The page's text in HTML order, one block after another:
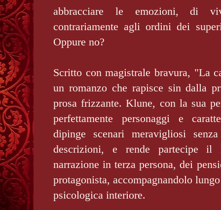
abbracciare le emozioni, di
contrariamente agli ordini dei
Oppure no?
Scritto con magistrale bravura, "La
un romanzo che rapisce sin dalla
prosa frizzante. Klune, con la sua
perfettamente personaggi e
dipinge scenari meravigliosi
descrizioni, e rende partecipe
narrazione in terza persona, dei
protagonista, accompagnandolo
psicologica interiore.